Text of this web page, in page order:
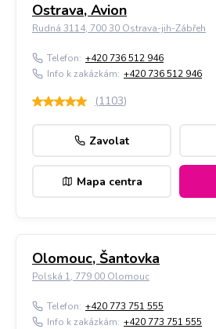
Ostrava, Avion
Rudná 3114, 700 30 Ostrava-jih-Zábřeh
Telefon: +420 736 512 946
Info k zakázkám: +420 736 512 946
(1103)
Zavolat
Mapa centra
Olomouc, Šantovka
Polská 1, 779 00 Olomouc
Telefon: +420 773 751 555
Info k zakázkám: +420 773 751 555